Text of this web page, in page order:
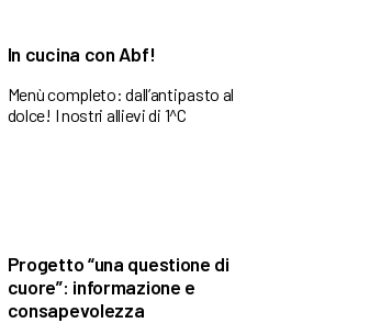
In cucina con Abf!
Menù completo: dall’antipasto al
dolce! I nostri allievi di 1^C
Progetto “una questione di
cuore”: informazione e
consapevolezza